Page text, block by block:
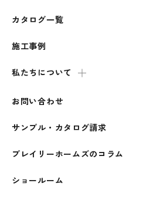
カタログ一覧
施工事例
私たちについて
お問い合わせ
サンプル・カタログ請求
プレイリーホームズのコラム
ショールーム